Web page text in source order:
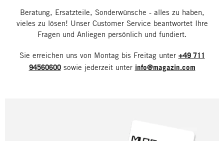
Beratung, Ersatzteile, Sonderwünsche - alles zu haben,
vieles zu lösen! Unser Customer Service beantwortet Ihre
Fragen und Anliegen persönlich und fundiert.
Sie erreichen uns von Montag bis Freitag unter +49 711
94560600sowie jederzeit unter info@magazin.com